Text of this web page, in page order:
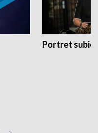
Portret